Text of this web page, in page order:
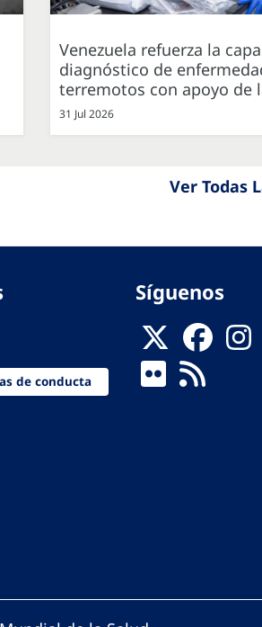
Venezuela refuerza la
diagnóstico de
terremotos con apoyo de
31 Jul 2026
Ver Todas
de conducta
Síguenos